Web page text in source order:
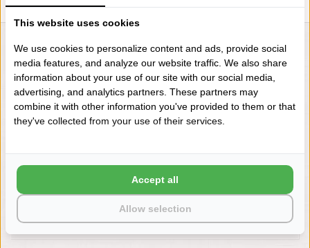
LIENSLINNENWINKEL.NL
VRAGEN? BEL DAN
+31 (0) 575 511817
This website uses cookies
We use cookies to personalize content and ads, provide social
media features, and analyze our website traffic. We also share
information about your use of our site with our social media,
advertising, and analytics partners. These partners may
combine it with other information you've provided to them or that
they've collected from your use of their services.
Allow selection
Accept all